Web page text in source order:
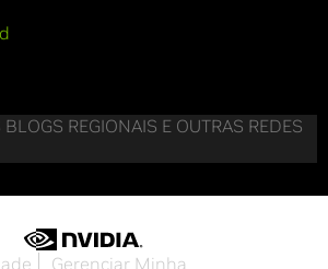
REGIONAIS E OUTRAS REDES
Gerenciar Minha